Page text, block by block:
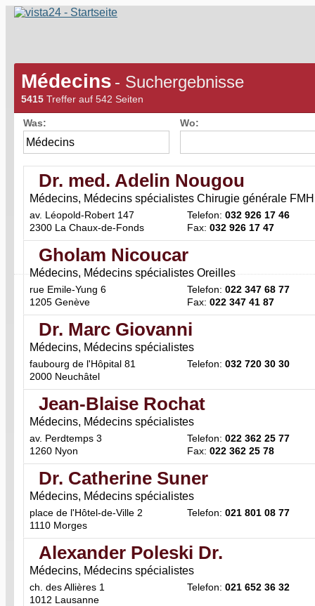
Médecins - Suchergebnisse
5415 Treffer auf 542 Seiten
Was: Wo:
Dr. med. Adelin Nougou
Médecins, Médecins spécialistes Chirugie générale
av. Léopold-Robert 147
2300 La Chaux-de-Fonds
Telefon: 032 926 17 46
Fax: 032 926 17 47
Gholam Nicoucar
Médecins, Médecins spécialistes Oreilles
rue Emile-Yung 6
1205 Genève
Telefon: 022 347 68 77
Fax: 022 347 41 87
Dr. Marc Giovanni
Médecins, Médecins spécialistes
faubourg de l'Hôpital 81
2000 Neuchâtel
Telefon: 032 720 30 30
Jean-Blaise Rochat
Médecins, Médecins spécialistes
av. Perdtemps 3
1260 Nyon
Telefon: 022 362 25 77
Fax: 022 362 25 78
Dr. Catherine Suner
Médecins, Médecins spécialistes
place de l'Hôtel-de-Ville 2
1110 Morges
Telefon: 021 801 08 77
Alexander Poleski Dr.
Médecins, Médecins spécialistes
ch. des Allières 1
1012 Lausanne
Telefon: 021 652 36 32